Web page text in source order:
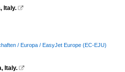
Italy. 
/ Europa / EasyJet Europe (EC-EJU)
Italy. 